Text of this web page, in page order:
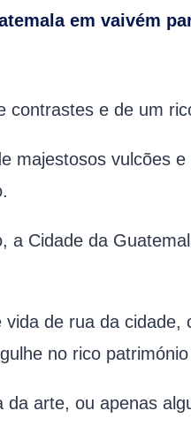
em vaivém
contrastes e de um
majestosos vulcões
a Cidade da
de rua da
no rico
arte, ou apenas